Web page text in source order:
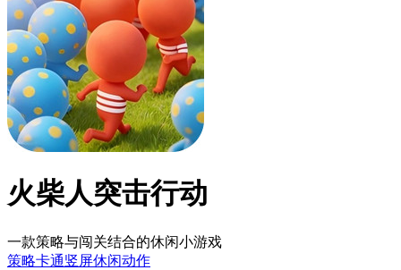
火柴人突击行动
一款策略与闯关结合的休闲小游戏
策略卡通竖屏休闲动作